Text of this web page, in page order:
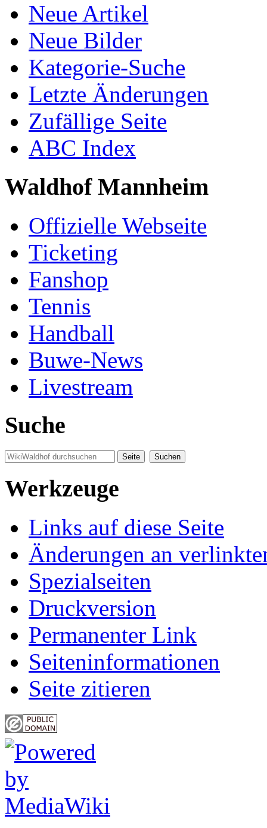
Neue Artikel
Neue Bilder
Kategorie-Suche
Letzte Änderungen
Zufällige Seite
ABC Index
Waldhof Mannheim
Offizielle Webseite
Ticketing
Fanshop
Tennis
Handball
Buwe-News
Livestream
Suche
Werkzeuge
Links auf diese Seite
Änderungen an
Spezialseiten
Druckversion
Permanenter Link
Seiten­informationen
Seite zitieren